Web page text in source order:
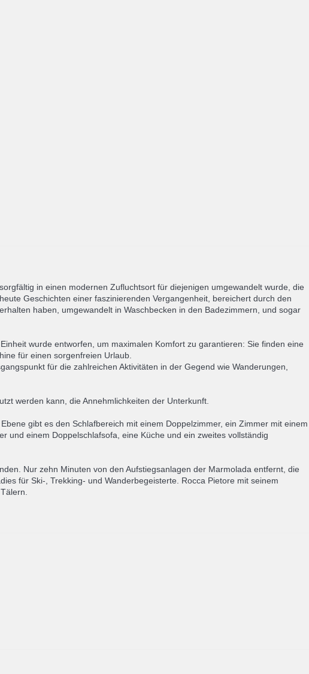
in einen modernen Zufluchtsort für diejenigen umgewandelt wurde, die
Geschichten einer faszinierenden Vergangenheit, bereichert durch den
haben, umgewandelt in Waschbecken in den Badezimmern, und sogar
wurde entworfen, um maximalen Komfort zu garantieren: Sie finden eine
für einen sorgenfreien Urlaub.
für die zahlreichen Aktivitäten in der Gegend wie Wanderungen,
werden kann, die Annehmlichkeiten der Unterkunft.
gibt es den Schlafbereich mit einem Doppelzimmer, ein Zimmer mit einem
und einem Doppelschlafsofa, eine Küche und ein zweites vollständig
Nur zehn Minuten von den Aufstiegsanlagen der Marmolada entfernt, die
für Ski-, Trekking- und Wanderbegeisterte. Rocca Pietore mit seinem